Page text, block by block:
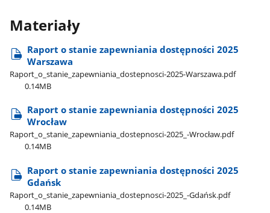
Materiały
Raport o stanie zapewniania dostępności 2025
Warszawa
Raport​_o​_stanie​_zapewniania​_dostepnosci-2025-Warszawa.pdf
0.14MB
Raport o stanie zapewniania dostępności 2025
Wrocław
Raport​_o​_stanie​_zapewniania​_dostepnosci-2025​_-Wrocław.pdf
0.14MB
Raport o stanie zapewniania dostępności 2025
Gdańsk
Raport​_o​_stanie​_zapewniania​_dostepnosci-2025​_-Gdańsk.pdf
0.14MB